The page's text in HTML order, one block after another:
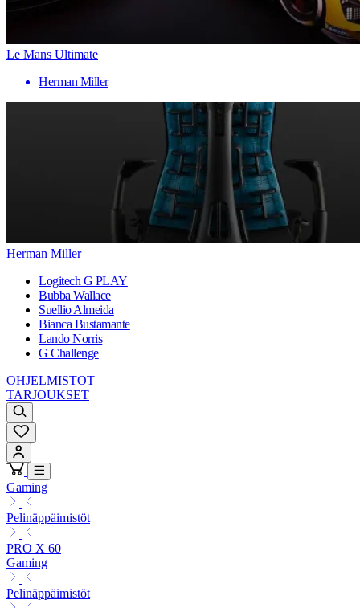
Le Mans Ultimate
Herman Miller
Herman Miller
Logitech G PLAY
Bubba Wallace
Suellio Almeida
Bianca Bustamante
Lando Norris
G Challenge
OHJELMISTOT
TARJOUKSET
Gaming
Pelinäppäimistöt
PRO X 60
Gaming
Pelinäppäimistöt